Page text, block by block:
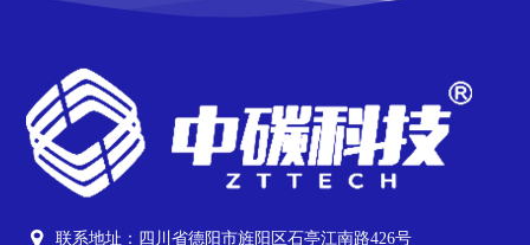
联系地址：四川省德阳市旌阳区石亭江南路426号